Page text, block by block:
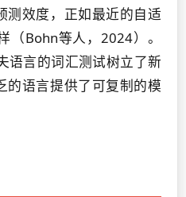
测效度，正如最近的自适
（Bohn等人，2024）。
语言的词汇测试树立了新
的语言提供了可复制的模